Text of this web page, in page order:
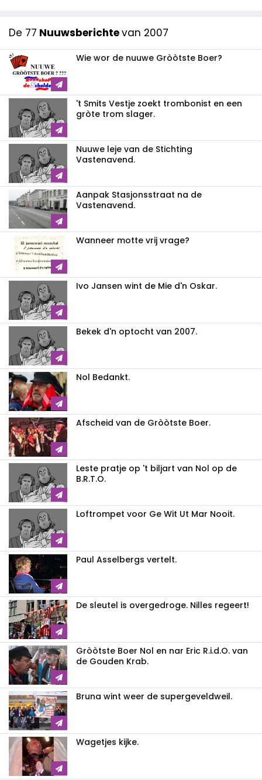
De 77 Nuuwsberichtevan 2007
Wie wor de nuuwe Gròòtste Boer?
't Smits Vestje zoekt trombonist en een
gròte trom slager.
Nuuwe leje van de Stichting
Vastenavend.
Aanpak Stasjonsstraat na de
Vastenavend.
Wanneer motte vrij vrage?
Ivo Jansen wint de Mie d'n Oskar.
Bekek d'n optocht van 2007.
Nol Bedankt.
Afscheid van de Gròòtste Boer.
Leste pratje op 't biljart van Nol op de
B.R.T.O.
Loftrompet voor Ge Wit Ut Mar Nooit.
Paul Asselbergs vertelt.
De sleutel is overgedroge. Nilles regeert!
Gròòtste Boer Nol en nar Eric R.i.d.O. van
de Gouden Krab.
Bruna wint weer de supergeveldweil.
Wagetjes kijke.